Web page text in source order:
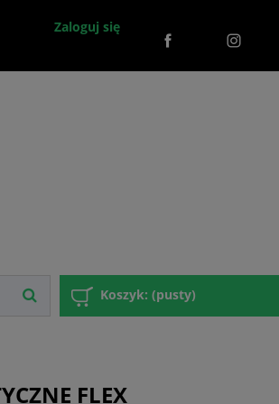
Zaloguj się
Koszyk: (pusty)
FLEX